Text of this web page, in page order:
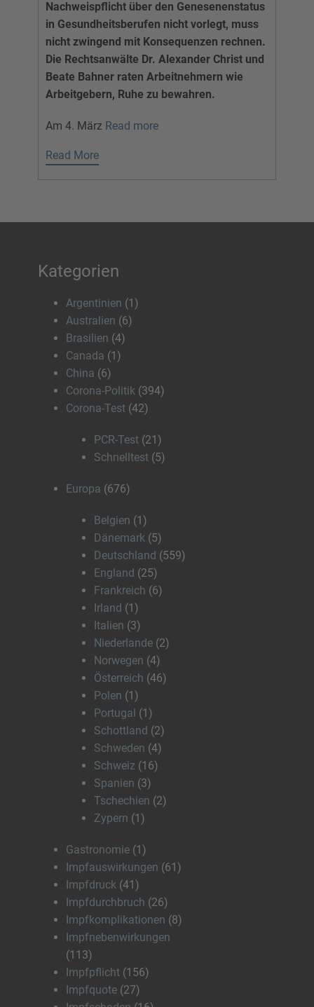
Nachweispflicht über den Genesenenstatus
in Gesundheitsberufen nicht vorlegt, muss
nicht zwingend mit Konsequenzen rechnen.
Die Rechtsanwälte Dr. Alexander Christ und
Beate Bahner raten Arbeitnehmern wie
Arbeitgebern, Ruhe zu bewahren.
Am 4. März Read more
Read More
Kategorien
Argentinien (1)
Australien (6)
Brasilien (4)
Canada (1)
China (6)
Corona-Politik (394)
Corona-Test (42)
PCR-Test (21)
Schnelltest (5)
Europa (676)
Belgien (1)
Dänemark (5)
Deutschland (559)
England (25)
Frankreich (6)
Irland (1)
Italien (3)
Niederlande (2)
Norwegen (4)
Österreich (46)
Polen (1)
Portugal (1)
Schottland (2)
Schweden (4)
Schweiz (16)
Spanien (3)
Tschechien (2)
Zypern (1)
Gastronomie (1)
Impfauswirkungen (61)
Impfdruck (41)
Impfdurchbruch (26)
Impfkomplikationen (8)
Impfnebenwirkungen
(113)
Impfpflicht (156)
Impfquote (27)